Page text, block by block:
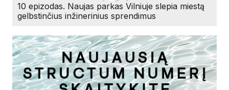
10 epizodas. Naujas parkas Vilniuje slepia miestą
gelbstinčius inžinerinius sprendimus